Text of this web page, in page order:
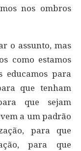
nos ombros
o assunto, mas
como estamos
educamos para
que tenham
que sejam
a um padrão
para que
para que